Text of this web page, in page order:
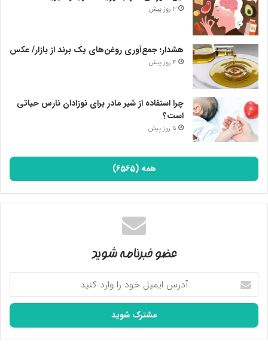
3 روز پیش
هشدار؛ جمع‌آوری روغن‌های یک برند از بازار/ عکس
4 روز پیش
چرا استفاده از شیر مادر برای نوزادان نارس حیاتی
است؟
5 روز پیش
همه (6565)
عضو خبرنامه شوید
آدرس
ایمیل
خود
وارد
کنید